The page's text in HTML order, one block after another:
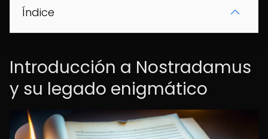
Índice
Introducción a Nostradamus
y su legado enigmático